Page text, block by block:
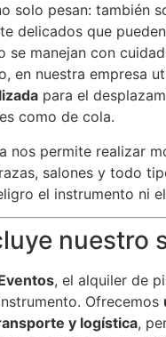
solo pesan: también
delicados que
se manejan con
en nuestra empresa
para el
como de cola.
nos permite realizar
salones y todo
el instrumento ni
nuestro
, el alquiler de
Ofrecemos
y logística,